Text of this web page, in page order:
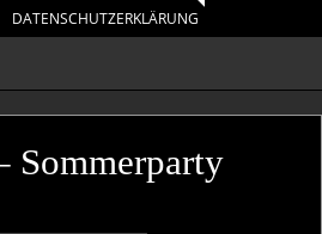
DATENSCHUTZERKLÄRUNG
Sommerparty